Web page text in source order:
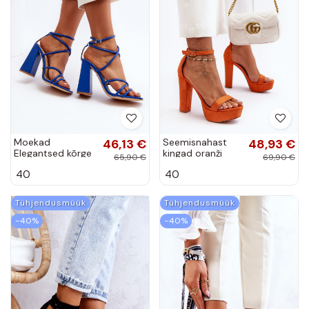
Moekad
Elegantsed kõrge
sandaalid Sinist
46,13 €
65,90 €
40
Seemisnahast
kingad oranži
48,93 €
69,90 €
40
Tühjendusmüük
−40%
Tühjendusmüük
−40%